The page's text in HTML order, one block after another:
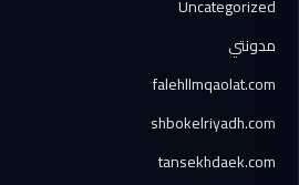
Uncategorized
مدونتي
falehllmqaolat.com
shbokelriyadh.com
tansekhdaek.com